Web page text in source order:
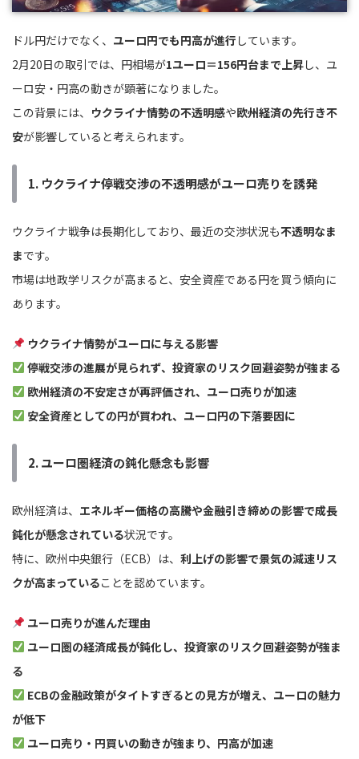
ドル円だけでなく、 ユーロ円でも円高が進行 しています。
2月20日の取引では、円相場が1ユーロ＝156円台まで上昇し、ユ
ーロ安・円高の動きが顕著になりました。
この背景には、 ウクライナ情勢の不透明感や欧州経済の先行き不
安が影響していると考えられます。
1. ウクライナ停戦交渉の不透明感がユーロ売りを誘発
ウクライナ戦争は長期化しており、最近の交渉状況も不透明なま
まです。
市場は地政学リスクが高まると、安全資産である円を買う傾向に
あります。
ウクライナ情勢がユーロに与える影響
停戦交渉の進展が見られず、投資家のリスク回避姿勢が強まる
欧州経済の不安定さが再評価され、ユーロ売りが加速
安全資産としての円が買われ、ユーロ円の下落要因に
2. ユーロ圏経済の鈍化懸念も影響
欧州経済は、 エネルギー価格の高騰や金融引き締めの影響で成長
鈍化が懸念されている状況です。
特に、欧州中央銀行（ECB）は、 利上げの影響で景気の減速リス
クが高まっていることを認めています。
ユーロ売りが進んだ理由
ユーロ圏の経済成長が鈍化し、投資家のリスク回避姿勢が強ま
る
ECBの金融政策がタイトすぎるとの見方が増え、ユーロの魅力
が低下
ユーロ売り・円買いの動きが強まり、円高が加速